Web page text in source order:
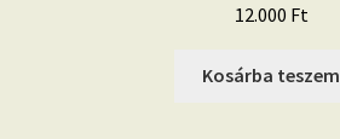
12.000 Ft
Kosárba teszem